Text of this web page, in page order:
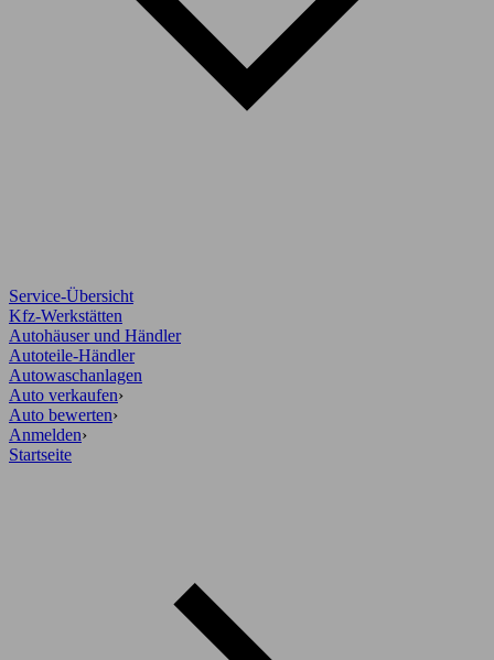
Service-Übersicht
Kfz-Werkstätten
Autohäuser und Händler
Autoteile-Händler
Autowaschanlagen
Auto verkaufen›
Auto bewerten›
Anmelden›
Startseite